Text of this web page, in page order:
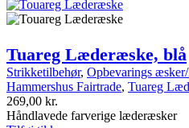
Tuareg Læderæske, blå
Strikketilbehør, Opbevarings
Hammershus Fairtrade, Tuareg
269,00 kr.
Håndlavede farverige læderæsker